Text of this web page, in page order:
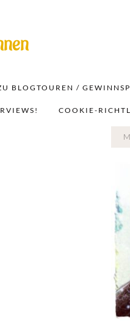
BLOGTOUREN /
COOKIE-